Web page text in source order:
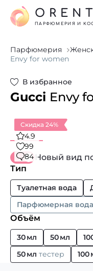
ПАРФЮМЕРИЯ И
Парфюмерия
Envy for women
В избранное
Gucci Envy
Скидка 24%
4.9
99
84 Новый вид
Тип
Туалетная вода
Парфюмерная вода
Объём
30 мл 50 мл
50 мл тестер 100